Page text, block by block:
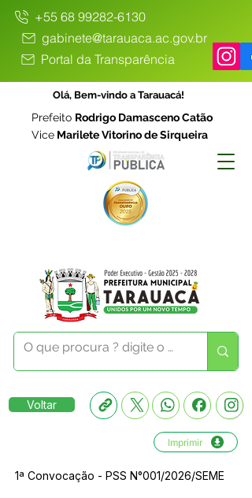
+55 68 99282-6130
gabinete@tarauaca.ac.gov.br
Portal da Transparência
Olá, Bem-vindo a Tarauacá!
Prefeito Rodrigo Damasceno Catão
Vice Marilete Vitorino de Sirqueira
Voltar
Imprimir
1ª Convocação - PSS N°001/2026/SEME